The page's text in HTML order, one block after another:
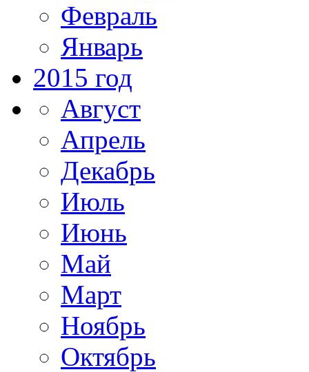
Февраль
Январь
2015 год
Август
Апрель
Декабрь
Июль
Июнь
Май
Март
Ноябрь
Октябрь